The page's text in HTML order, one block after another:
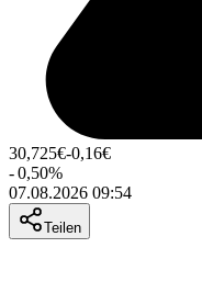
30,725€-0,16€
-0,50%
07.08.2026 09:54
Teilen